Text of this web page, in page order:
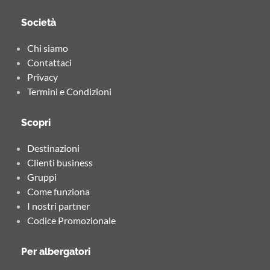
Società
Chi siamo
Contattaci
Privacy
Termini e Condizioni
Scopri
Destinazioni
Clienti business
Gruppi
Come funziona
I nostri partner
Codice Promozionale
Per albergatori